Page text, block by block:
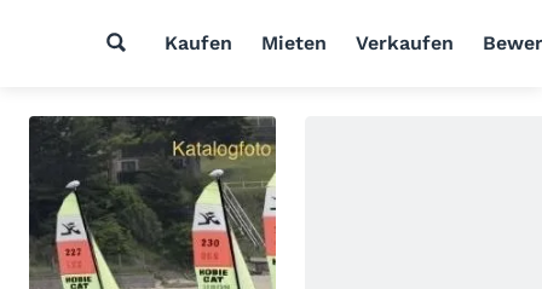
Kaufen Mieten Verkaufen